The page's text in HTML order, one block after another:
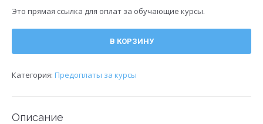
Это прямая ссылка для оплат за обучающие курсы.
В КОРЗИНУ
Категория: Предоплаты за курсы
Описание